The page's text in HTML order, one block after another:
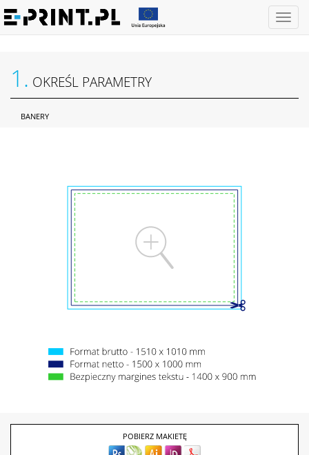
Otwórz
1. OKREŚL PARAMETRY
BANERY
POBIERZ MAKIETĘ